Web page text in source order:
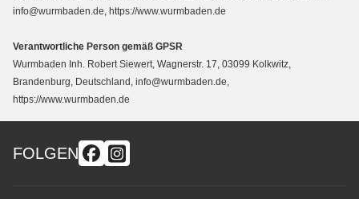
info@wurmbaden.de, https://www.wurmbaden.de
Verantwortliche Person gemäß GPSR
Wurmbaden Inh. Robert Siewert, Wagnerstr. 17, 03099 Kolkwitz,
Brandenburg, Deutschland, info@wurmbaden.de,
https://www.wurmbaden.de
FOLGEN